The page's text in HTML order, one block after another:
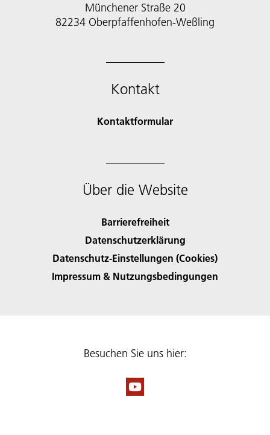
Münchener Straße 20
82234 Oberpfaffenhofen-Weßling
Kontakt
Kontaktformular
Über die Website
Barrierefreiheit
Datenschutzerklärung
Datenschutz-Einstellungen (Cookies)
Impressum & Nutzungsbedingungen
Besuchen Sie uns hier: